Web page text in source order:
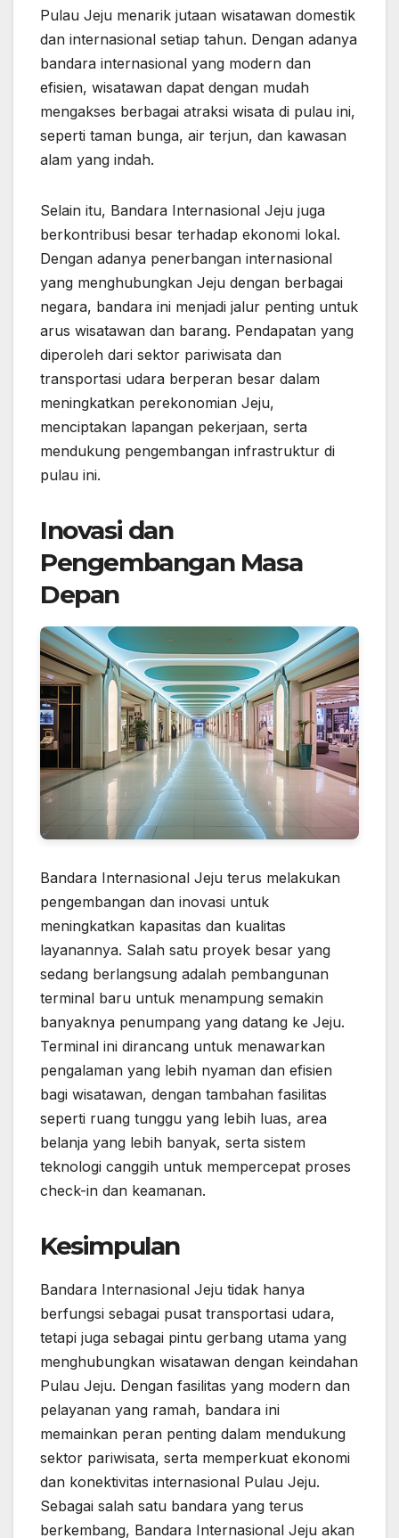
Pulau Jeju menarik jutaan wisatawan domestik
dan internasional setiap tahun. Dengan adanya
bandara internasional yang modern dan
efisien, wisatawan dapat dengan mudah
mengakses berbagai atraksi wisata di pulau ini,
seperti taman bunga, air terjun, dan kawasan
alam yang indah.
Selain itu, Bandara Internasional Jeju juga
berkontribusi besar terhadap ekonomi lokal.
Dengan adanya penerbangan internasional
yang menghubungkan Jeju dengan berbagai
negara, bandara ini menjadi jalur penting untuk
arus wisatawan dan barang. Pendapatan yang
diperoleh dari sektor pariwisata dan
transportasi udara berperan besar dalam
meningkatkan perekonomian Jeju,
menciptakan lapangan pekerjaan, serta
mendukung pengembangan infrastruktur di
pulau ini.
Inovasi dan
Pengembangan Masa
Depan
Bandara Internasional Jeju terus melakukan
pengembangan dan inovasi untuk
meningkatkan kapasitas dan kualitas
layanannya. Salah satu proyek besar yang
sedang berlangsung adalah pembangunan
terminal baru untuk menampung semakin
banyaknya penumpang yang datang ke Jeju.
Terminal ini dirancang untuk menawarkan
pengalaman yang lebih nyaman dan efisien
bagi wisatawan, dengan tambahan fasilitas
seperti ruang tunggu yang lebih luas, area
belanja yang lebih banyak, serta sistem
teknologi canggih untuk mempercepat proses
check-in dan keamanan.
Kesimpulan
Bandara Internasional Jeju tidak hanya
berfungsi sebagai pusat transportasi udara,
tetapi juga sebagai pintu gerbang utama yang
menghubungkan wisatawan dengan keindahan
Pulau Jeju. Dengan fasilitas yang modern dan
pelayanan yang ramah, bandara ini
memainkan peran penting dalam mendukung
sektor pariwisata, serta memperkuat ekonomi
dan konektivitas internasional Pulau Jeju.
Sebagai salah satu bandara yang terus
berkembang, Bandara Internasional Jeju akan